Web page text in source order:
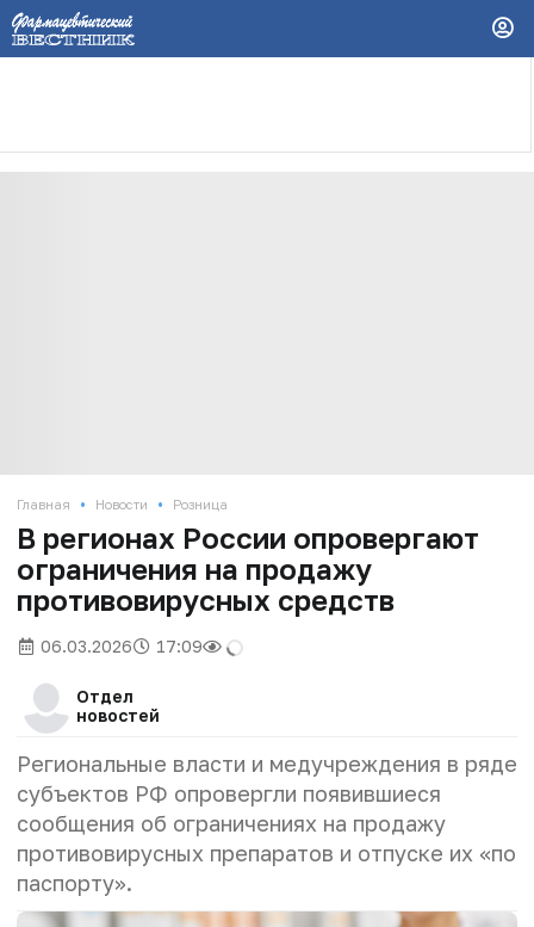
Главная • Новости • Розница
В регионах России опровергают
ограничения на продажу
противовирусных средств
06.03.2026 17:09
Отдел
новостей
Региональные власти и медучреждения в ряде
субъектов РФ опровергли появившиеся
сообщения об ограничениях на продажу
противовирусных препаратов и отпуске их «по
паспорту».